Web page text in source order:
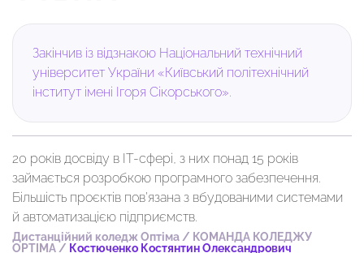
Закінчив із відзнакою Національний технічний
університет України «Київський політехнічний
інститут імені Ігоря Сікорського».
20 років досвіду в IT-сфері, з них понад 15 років
займається розробкою програмного забезпечення.
Більшість проєктів пов’язана з вбудованими системами
й автоматизацією підприємств.
Дистанційний коледж Оптіма / КОМАНДА КОЛЕДЖУ
OPTIMA / Костюченко Костянтин Олександрович